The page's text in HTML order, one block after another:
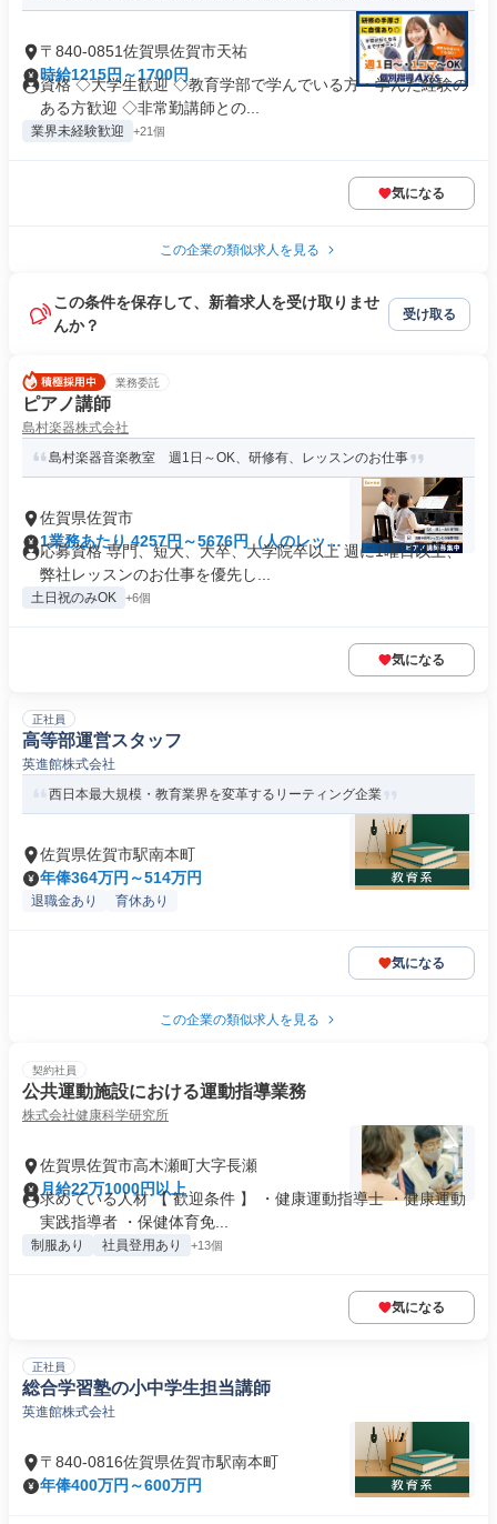
〒840-0851佐賀県佐賀市天祐
時給1215円～1700円
資格 ◇大学生歓迎 ◇教育学部で学んでいる方・学んだ経験の
ある方歓迎 ◇非常勤講師との...
業界未経験歓迎 +21個
気になる
この企業の類似求人を見る
この条件を保存して、新着求人を受け取りませ
んか？
受け取る
業務委託
ピアノ講師
島村楽器株式会社
島村楽器音楽教室 週1日～OK、研修有、レッスンのお仕事
佐賀県佐賀市
1業務あたり 4257円～5676円（人のレッス
ン 90分）
応募資格 専門、短大、大卒、大学院卒以上 週に1曜日以上、
弊社レッスンのお仕事を優先し...
土日祝のみOK +6個
気になる
正社員
高等部運営スタッフ
英進館株式会社
西日本最大規模・教育業界を変革するリーティング企業
佐賀県佐賀市駅南本町
年俸364万円～514万円
退職金あり 育休あり
気になる
この企業の類似求人を見る
契約社員
公共運動施設における運動指導業務
株式会社健康科学研究所
佐賀県佐賀市高木瀬町大字長瀬
月給22万1000円以上
求めている人材 【 歓迎条件 】 ・健康運動指導士 ・健康運動
実践指導者 ・保健体育免...
制服あり 社員登用あり +13個
気になる
正社員
総合学習塾の小中学生担当講師
英進館株式会社
〒840-0816佐賀県佐賀市駅南本町
年俸400万円～600万円